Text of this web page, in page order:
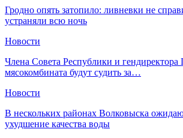
Гродно опять затопило: ливневки не
устраняли всю ночь
Новости
Члена Совета Республики и гендиректора
мясокомбината будут судить за…
Новости
В нескольких районах Волковыска
ухудшение качества воды